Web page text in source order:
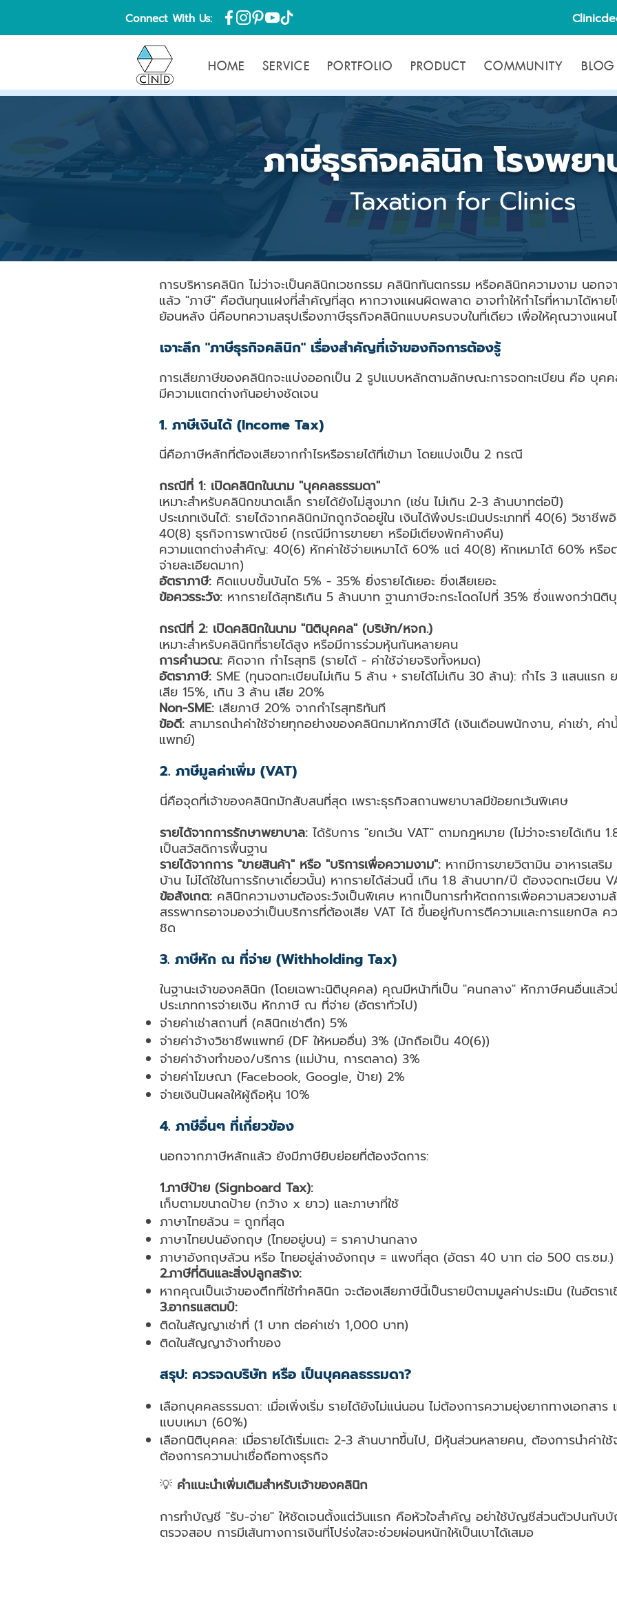
Connect With Us:
HOME SERVICE PORTFOLIO PRODUCT COMMUNITY BLOG
ภาษีธุรกิจคลินิก โรงพยา
Taxation for Clinics
การบริหารคลินิก ไม่ว่าจะเป็นคลินิกเวชกรรม คลินิกทันตกรรม หรือคลินิกความงาม นอกจ
แล้ว "ภาษี" คือต้นทุนแฝงที่สำคัญที่สุด หากวางแผนผิดพลาด อาจทำให้กำไรที่หามาได้หาย
ย้อนหลัง นี่คือบทความสรุปเรื่องภาษีธุรกิจคลินิกแบบครบจบในที่เดียว เพื่อให้คุณวางแผ
เจาะลึก "ภาษีธุรกิจคลินิก" เรื่องสำคัญที่เจ้าของกิจการต้องรู้
การเสียภาษีของคลินิกจะแบ่งออกเป็น 2 รูปแบบหลักตามลักษณะการจดทะเบียน คือ บุค
มีความแตกต่างกันอย่างชัดเจน
1. ภาษีเงินได้ (Income Tax)
นี่คือภาษีหลักที่ต้องเสียจากกำไรหรือรายได้ที่เข้ามา โดยแบ่งเป็น 2 กรณี
กรณีที่ 1: เปิดคลินิกในนาม "บุคคลธรรมดา"
เหมาะสำหรับคลินิกขนาดเล็ก รายได้ยังไม่สูงมาก (เช่น ไม่เกิน 2-3 ล้านบาทต่อปี)
ประเภทเงินได้: รายได้จากคลินิกมักถูกจัดอยู่ใน เงินได้พึงประเมินประเภทที่ 40(6) วิชาชีพ
40(8) ธุรกิจการพาณิชย์ (กรณีมีการขายยา หรือมีเตียงพักค้างคืน)
ความแตกต่างสำคัญ: 40(6) หักค่าใช้จ่ายเหมาได้ 60% แต่ 40(8) หักเหมาได้ 60% หรื
จ่ายละเอียดมาก)
อัตราภาษี: คิดแบบขั้นบันได 5% - 35% ยิ่งรายได้เยอะ ยิ่งเสียเยอะ
ข้อควรระวัง: หากรายได้สุทธิเกิน 5 ล้านบาท ฐานภาษีจะกระโดดไปที่ 35% ซึ่งแพงกว่านิติ
กรณีที่ 2: เปิดคลินิกในนาม "นิติบุคคล" (บริษัท/หจก.)
เหมาะสำหรับคลินิกที่รายได้สูง หรือมีการร่วมหุ้นกันหลายคน
การคำนวณ: คิดจาก กำไรสุทธิ (รายได้ - ค่าใช้จ่ายจริงทั้งหมด)
อัตราภาษี: SME (ทุนจดทะเบียนไม่เกิน 5 ล้าน + รายได้ไม่เกิน 30 ล้าน): กำไร 3 แสนแร
เสีย 15%, เกิน 3 ล้าน เสีย 20%
Non-SME: เสียภาษี 20% จากกำไรสุทธิทันที
ข้อดี: สามารถนำค่าใช้จ่ายทุกอย่างของคลินิกมาหักภาษีได้ (เงินเดือนพนักงาน, ค่าเช่า, ค่า
แพทย์)
2. ภาษีมูลค่าเพิ่ม (VAT)
นี่คือจุดที่เจ้าของคลินิกมักสับสนที่สุด เพราะธุรกิจสถานพยาบาลมีข้อยกเว้นพิเศษ
รายได้จากการรักษาพยาบาล: ได้รับการ "ยกเว้น VAT" ตามกฎหมาย (ไม่ว่าจะรายได้เกิน
เป็นสวัสดิการพื้นฐาน
รายได้จากการ "ขายสินค้า" หรือ "บริการเพื่อความงาม": หากมีการขายวิตามิน อาหารเส
บ้าน ไม่ได้ใช้ในการรักษาเดี๋ยวนั้น) หากรายได้ส่วนนี้ เกิน 1.8 ล้านบาท/ปี ต้องจดทะเบียน
ข้อสังเกต: คลินิกความงามต้องระวังเป็นพิเศษ หากเป็นการทำหัตถการเพื่อความสวยงาม
สรรพากรอาจมองว่าเป็นบริการที่ต้องเสีย VAT ได้ ขึ้นอยู่กับการตีความและการแยกบิล
ชิด
3. ภาษีหัก ณ ที่จ่าย (Withholding Tax)
ในฐานะเจ้าของคลินิก (โดยเฉพาะนิติบุคคล) คุณมีหน้าที่เป็น "คนกลาง" หักภาษีคนอื่นแล้ว
ประเภทการจ่ายเงิน หักภาษี ณ ที่จ่าย (อัตราทั่วไป)
จ่ายค่าเช่าสถานที่ (คลินิกเช่าตึก) 5%
จ่ายค่าจ้างวิชาชีพแพทย์ (DF ให้หมออื่น) 3% (มักถือเป็น 40(6))
จ่ายค่าจ้างทำของ/บริการ (แม่บ้าน, การตลาด) 3%
จ่ายค่าโฆษณา (Facebook, Google, ป้าย) 2%
จ่ายเงินปันผลให้ผู้ถือหุ้น 10%
4. ภาษีอื่นๆ ที่เกี่ยวข้อง
นอกจากภาษีหลักแล้ว ยังมีภาษียิบย่อยที่ต้องจัดการ:
1.ภาษีป้าย (Signboard Tax):
เก็บตามขนาดป้าย (กว้าง x ยาว) และภาษาที่ใช้
ภาษาไทยล้วน = ถูกที่สุด
ภาษาไทยปนอังกฤษ (ไทยอยู่บน) = ราคาปานกลาง
ภาษาอังกฤษล้วน หรือ ไทยอยู่ล่างอังกฤษ = แพงที่สุด (อัตรา 40 บาท ต่อ 500 ตร.ซม.)
2.ภาษีที่ดินและสิ่งปลูกสร้าง:
หากคุณเป็นเจ้าของตึกที่ใช้ทำคลินิก จะต้องเสียภาษีนี้เป็นรายปีตามมูลค่าประเมิน (ในอัตร
3.อากรแสตมป์:
ติดในสัญญาเช่าที่ (1 บาท ต่อค่าเช่า 1,000 บาท)
ติดในสัญญาจ้างทำของ
สรุป: ควรจดบริษัท หรือ เป็นบุคคลธรรมดา?
เลือกบุคคลธรรมดา: เมื่อเพิ่งเริ่ม รายได้ยังไม่แน่นอน ไม่ต้องการความยุ่งยากทางเอกสาร
แบบเหมา (60%)
เลือกนิติบุคคล: เมื่อรายได้เริ่มแตะ 2-3 ล้านบาทขึ้นไป, มีหุ้นส่วนหลายคน, ต้องการนำค่าใ
ต้องการความน่าเชื่อถือทางธุรกิจ
💡 คำแนะนำเพิ่มเติมสำหรับเจ้าของคลินิก
การทำบัญชี "รับ-จ่าย" ให้ชัดเจนตั้งแต่วันแรก คือหัวใจสำคัญ อย่าใช้บัญชีส่วนตัวปนกับบั
ตรวจสอบ การมีเส้นทางการเงินที่โปร่งใสจะช่วยผ่อนหนักให้เป็นเบาได้เสมอ